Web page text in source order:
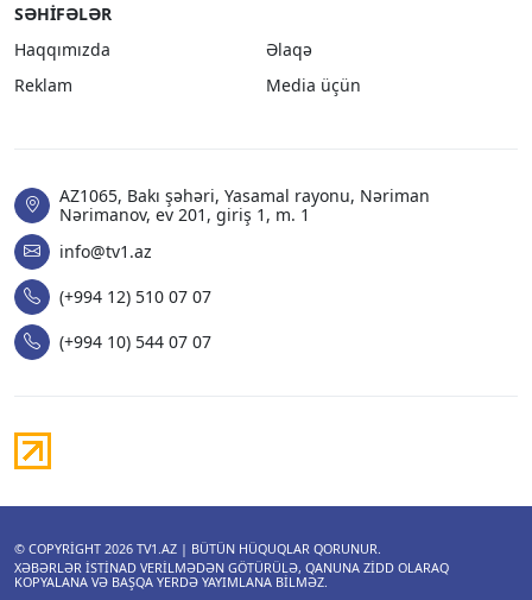
SƏHIFƏLƏR
Haqqımızda
Əlaqə
Reklam
Media üçün
AZ1065, Bakı şəhəri, Yasamal rayonu, Nəriman
Nərimanov, ev 201, giriş 1, m. 1
info@tv1.az
(+994 12) 510 07 07
(+994 10) 544 07 07
© COPYRIGHT 2026 TV1.AZ | BÜTÜN HÜQUQLAR QORUNUR.
XƏBƏRLƏR ISTINAD VERILMƏDƏN GÖTÜRÜLƏ, QANUNA ZIDD OLARAQ
KOPYALANA VƏ BAŞQA YERDƏ YAYIMLANA BILMƏZ.